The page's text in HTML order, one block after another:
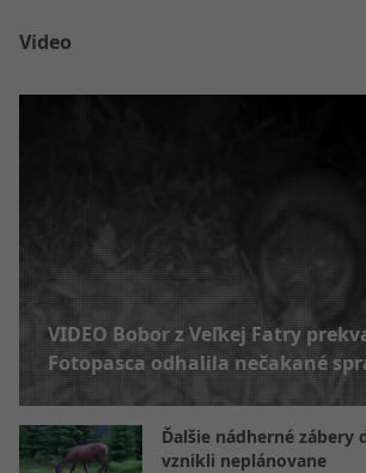
Video
VIDEO Bobor z Veľkej Fatry
Fotopasca odhalila nečakané
Ďalšie nádherné
vznikli neplánovane